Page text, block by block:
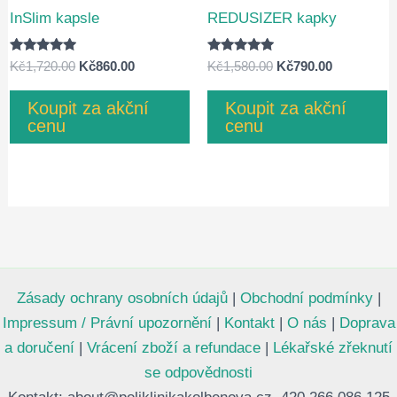
InSlim kapsle
Hodnocení
4.75
z 5
Kč1,720.00 Původní
Kč1,720.00.
Kč860.00Aktuální
je:
Kč860.00.
Koupit za akční
cenu
REDUSIZER kapky
Hodnocení
4.80
z 5
Kč1,580.00 Původní
Kč1,580.00.
Kč790.00Aktuální
je:
Kč790.00.
Koupit za akční
cenu
Zásady ochrany osobních údajů| Obchodní podmínky|
Impressum / Právní upozornění| Kontakt| O nás | Doprava
a doručení | Vrácení zboží a refundace | Lékařské zřeknutí
se odpovědnosti